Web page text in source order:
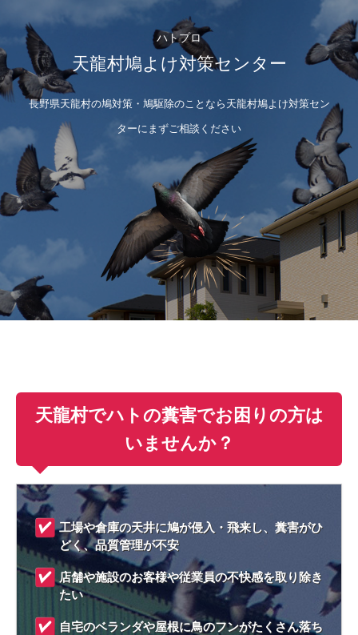
ハトプロ
天龍村鳩よけ対策センター
長野県天龍村の鳩対策・鳩駆除のことなら天龍村鳩よけ対策セン
ターにまずご相談ください
天龍村でハトの糞害でお困りの方は
いませんか？
工場や倉庫の天井に鳩が侵入・飛来し、糞害がひ
どく、品質管理が不安
店舗や施設のお客様や従業員の不快感を取り除き
たい
自宅のベランダや屋根に鳥のフンがたくさん落ち